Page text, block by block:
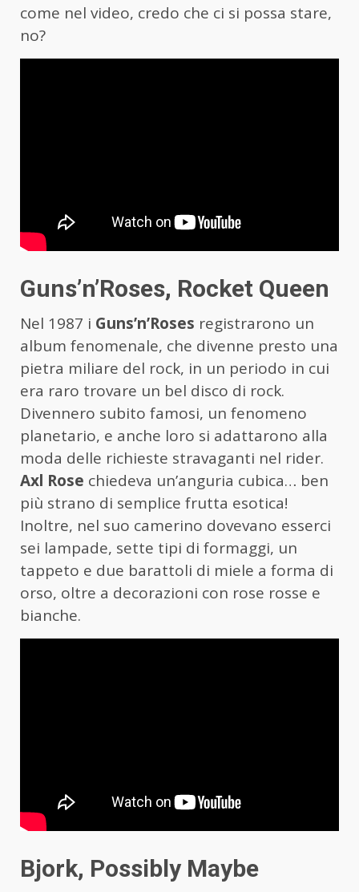
come nel video, credo che ci si possa stare,
no?
Guns’n’Roses, Rocket Queen
Nel 1987 i Guns’n’Roses registrarono un
album fenomenale, che divenne presto una
pietra miliare del rock, in un periodo in cui
era raro trovare un bel disco di rock.
Divennero subito famosi, un fenomeno
planetario, e anche loro si adattarono alla
moda delle richieste stravaganti nel rider.
Axl Rose chiedeva un’anguria cubica… ben
più strano di semplice frutta esotica!
Inoltre, nel suo camerino dovevano esserci
sei lampade, sette tipi di formaggi, un
tappeto e due barattoli di miele a forma di
orso, oltre a decorazioni con rose rosse e
bianche.
Bjork, Possibly Maybe